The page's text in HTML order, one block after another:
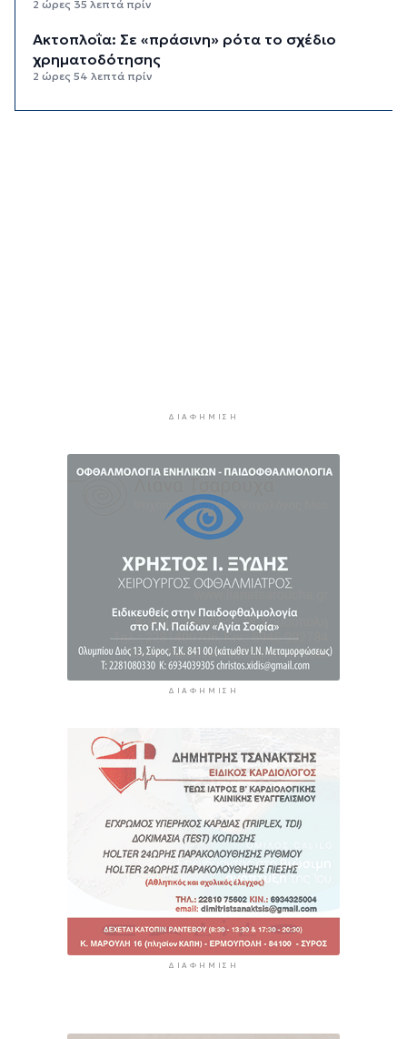
2 ώρες 35 λεπτά πρίν
Aκτοπλοΐα: Σε «πράσινη» ρότα το σχέδιο
χρηματοδότησης
2 ώρες 54 λεπτά πρίν
Αδειοδωρόσημο: Την Παρασκευή η πληρωμή σε
ΔΙΑΦΉΜΙΣΗ
ΔΙΑΦΉΜΙΣΗ
ΔΙΑΦΉΜΙΣΗ